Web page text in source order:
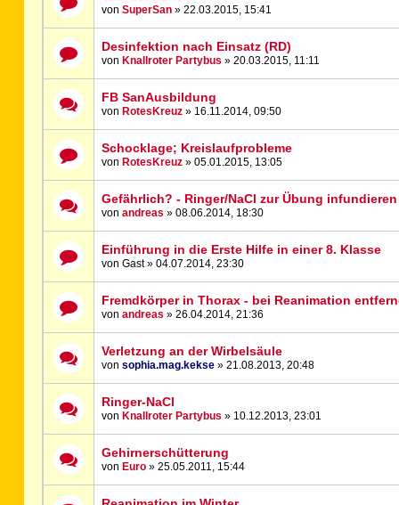
vonSuperSan » 22.03.2015, 15:41
Desinfektion nach Einsatz (RD)
von Knallroter Partybus » 20.03.2015, 11:11
FB SanAusbildung
von RotesKreuz » 16.11.2014, 09:50
Schocklage; Kreislaufprobleme
von RotesKreuz » 05.01.2015, 13:05
Gefährlich? - Ringer/NaCl zur Übung infundieren
vonandreas » 08.06.2014, 18:30
Einführung in die Erste Hilfe in einer 8. Klasse
von Gast » 04.07.2014, 23:30
Fremdkörper in Thorax - bei Reanimation
vonandreas » 26.04.2014, 21:36
Verletzung an der Wirbelsäule
vonsophia.mag.kekse » 21.08.2013, 20:48
Ringer-NaCl
von Knallroter Partybus » 10.12.2013, 23:01
Gehirnerschütterung
von Euro » 25.05.2011, 15:44